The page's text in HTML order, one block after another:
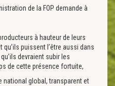
de la FOP demande à
à hauteur de leurs
puissent l’être aussi dans
devraient subir les
de cette présence fortuite,
national global, transparent et